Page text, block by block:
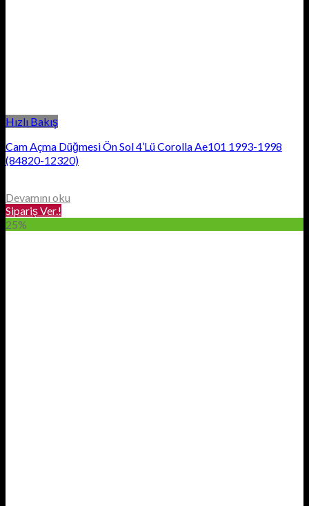
Hızlı Bakış
Cam Açma Düğmesi Ön Sol 4’Lü Corolla Ae101 1993-1998
(84820-12320)
Devamını oku
Sipariş Ver.!
25%